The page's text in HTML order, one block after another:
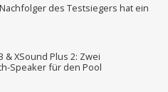
des Testsiegers hat ein
& XSound Plus 2: Zwei
Speaker für den Pool